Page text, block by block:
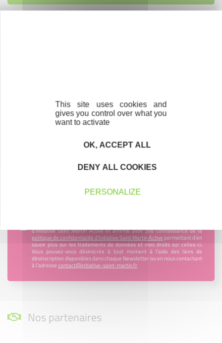
association dans notre newsletter !
d'Initiative Saint Martin Active et affirme avoir pris connaissance de la
politique de confidentialité d’Initiative Saint Martin Active permettant d’en
savoir plus sur les traitements de données et mes droits sur celles-ci.
Vous pouvez-vous désinscrire à tout moment à l’aide des liens de
désinscription disponibles dans chaque Newsletter ou en nous contactant
à l’adressecontact@initiative-saint-martin.fr
Nos partenaires
This site uses cookies and
gives you control over what you
want to activate
OK, ACCEPT ALL
DENY ALL COOKIES
PERSONALIZE